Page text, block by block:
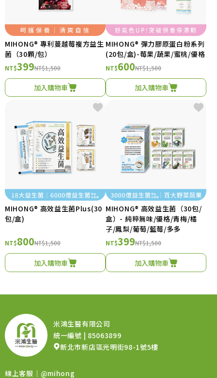
MIHONG® 專利蔓越莓複方益生
菌（30顆/包）
NT$399NT$1,500
加入購物車
MIHONG® 彈力膠原蛋白粉系列
(20包/盒)-莓果/蔬果/蜜桃/優格
NT$600NT$1,500
加入購物車
MIHONG® 高效益生菌Plus(30
包/盒)
NT$800NT$1,500
加入購物車
MIHONG® 高效益生菌（30包/
盒）- 純粹無味/優格/青梅/橘
子/鳳梨/葡萄/藍莓/多多
NT$399NT$1,500
加入購物車
線上客服｜ @mihong
米鴻生醫有限公司
統一編號 | 85063899
新北市新店區光明街98-1號5樓